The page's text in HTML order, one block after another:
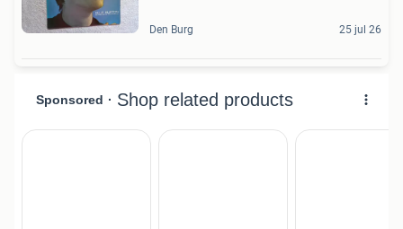
Den Burg 25 jul 26